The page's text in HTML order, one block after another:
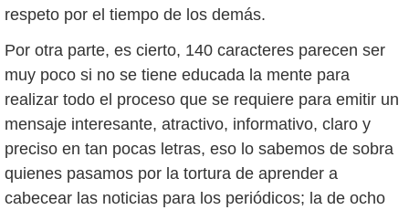
respeto por el tiempo de los demás.
Por otra parte, es cierto, 140 caracteres parecen ser
muy poco si no se tiene educada la mente para
realizar todo el proceso que se requiere para emitir un
mensaje interesante, atractivo, informativo, claro y
preciso en tan pocas letras, eso lo sabemos de sobra
quienes pasamos por la tortura de aprender a
cabecear las noticias para los periódicos; la de ocho